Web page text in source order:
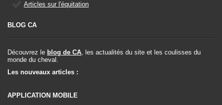
Articles sur l'équitation
BLOG CA
Découvrez le blog de CA, les actualités du site et les coulisses du
monde du cheval.
Les nouveaux articles :
APPLICATION MOBILE